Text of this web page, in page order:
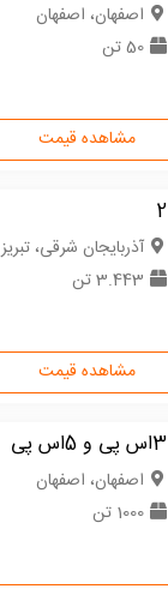
اصفهان، اصفهان
50 تن
مشاهده قیمت
2
آذربایجان شرقی، تبریز
3.443 تن
مشاهده قیمت
3اس پی و 5اس پی
اصفهان، اصفهان
1000 تن